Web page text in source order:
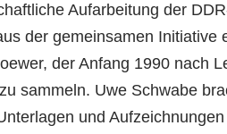
Aufarbeitung der
der gemeinsamen
der Anfang 1990 nach
sammeln. Uwe Schwabe
und